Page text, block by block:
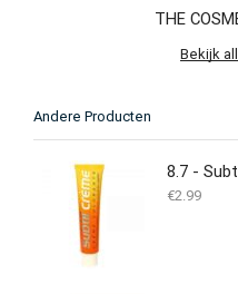
THE
Bekijk
Andere Producten
€2.99